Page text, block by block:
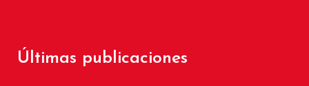
Últimas publicaciones